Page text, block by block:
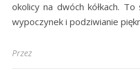
okolicy na dwóch kółkach.
wypoczynek i podziwianie
Przez